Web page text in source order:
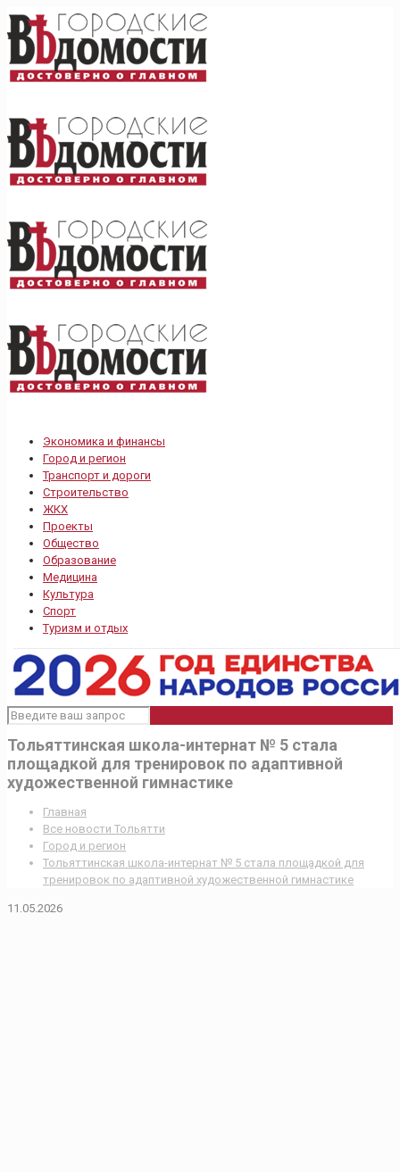
Экономика и финансы
Город и регион
Транспорт и дороги
Строительство
ЖКХ
Проекты
Общество
Образование
Медицина
Культура
Спорт
Туризм и отдых
Тольяттинская школа-интернат № 5 стала
площадкой для тренировок по адаптивной
художественной гимнастике
Главная
Все новости Тольятти
Город и регион
Тольяттинская школа-интернат № 5 стала площадкой для
тренировок по адаптивной художественной гимнастике
11.05.2026